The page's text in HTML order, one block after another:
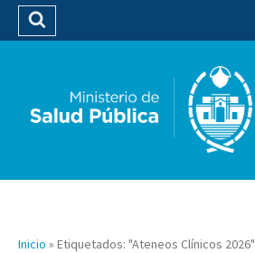
Biblioteca
Buscar
Inicio » Etiquetados: "Ateneos Clínicos 2026"